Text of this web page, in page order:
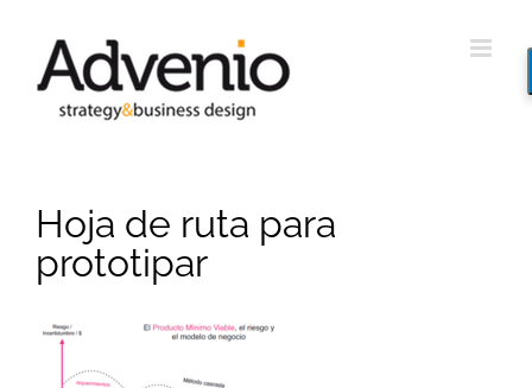
contenido
Hoja de ruta para
prototipar